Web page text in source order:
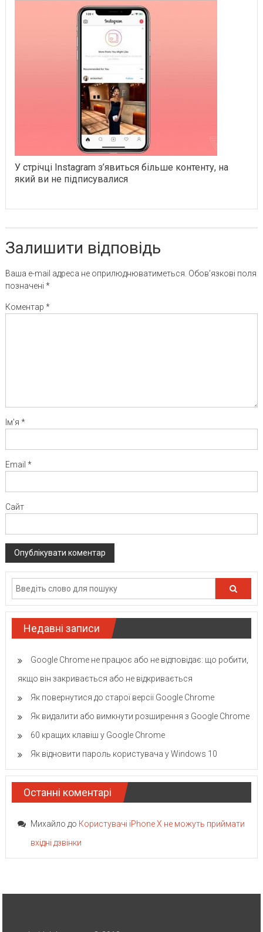
У стрічці Instagram з’явиться більше контенту, на
який ви не підписувалися
Залишити відповідь
Ваша e-mail адреса не оприлюднюватиметься. Обов’язкові поля
позначені *
Коментар *
Ім'я *
Email *
Сайт
Недавні записи
Google Chrome не працює або не відповідає: що робити,
якщо він закривається або не відкривається
Як повернутися до старої версії Google Chrome
Як видалити або вимкнути розширення з Google Chrome
60 кращих клавіш у Google Chrome
Як відновити пароль користувача у Windows 10
Останні коментарі
Михайло до Користувачі iPhone X не можуть приймати
вхідні дзвінки